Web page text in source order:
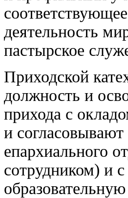
деятельность
пастырское
Приходской
должность и
прихода с
и
епархиального
сотрудником) и